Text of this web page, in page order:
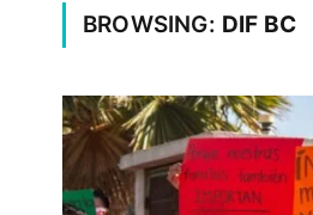
BROWSING: DIF BC